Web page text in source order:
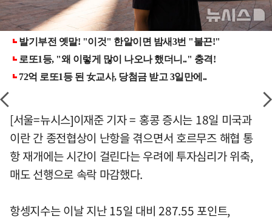
[서울=뉴시스]이재준 기자 = 홍콩 증시는 18일 미국과
이란 간 종전협상이 난항을 겪으면서 호르무즈 해협 통
항 재개에는 시간이 걸린다는 우려에 투자심리가 위축,
매도 선행으로 속락 마감했다.
항셍지수는 이날 지난 15일 대비 287.55 포인트,